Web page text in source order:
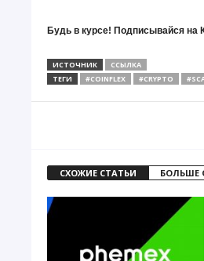
Будь в курсе! Подписывайся на
ИСТОЧНИК
ССЫЛКА
ТЕГИ
#COINFLEX #CRYPTO
СХОЖИЕ СТАТЬИ БОЛЬШЕ